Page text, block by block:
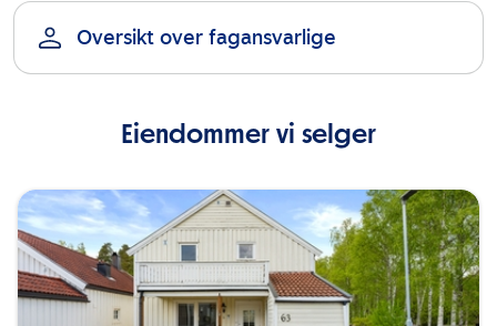
Oversikt over fagansvarlige
Eiendommer vi selger